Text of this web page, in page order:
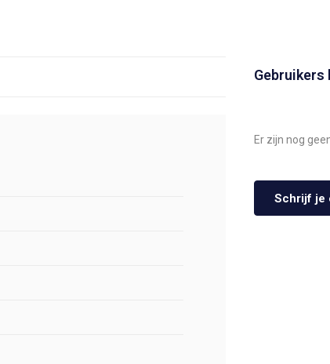
Gebruikers
Er zijn nog
Schrijf je